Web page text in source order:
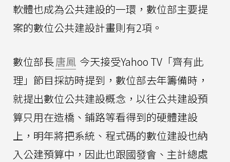
軟體也成為公共建設的一環，數位部主要提
案的數位公共建設計畫則有2項。
數位部長唐鳳 今天接受Yahoo TV「齊有此
理」節目採訪時提到，數位部去年籌備時，
就提出數位公共建設概念，以往公共建設預
算只用在造橋、鋪路等看得到的硬體建設
上，明年將把系統、程式碼的數位建設也納
入公建預算中，因此也跟國發會、主計總處